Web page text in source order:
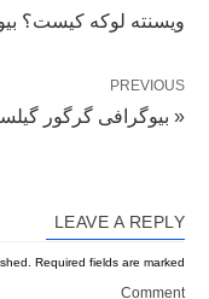
ویسنته لوکه کیست؟
PREVIOUS
« بیوگرافی گرگور
LEAVE A REPLY
Required fields are marked
Comment